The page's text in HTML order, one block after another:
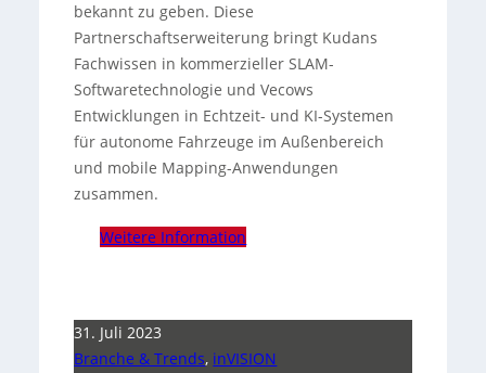
bekannt zu geben. Diese
Partnerschaftserweiterung bringt Kudans
Fachwissen in kommerzieller SLAM-
Softwaretechnologie und Vecows
Entwicklungen in Echtzeit- und KI-Systemen
für autonome Fahrzeuge im Außenbereich
und mobile Mapping-Anwendungen
zusammen.
Weitere Information
31. Juli 2023
Branche & Trends, inVISION